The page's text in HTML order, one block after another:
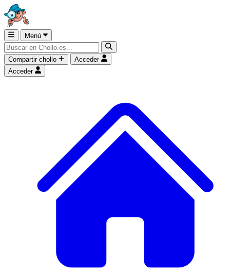
Menú
Compartir chollo
Acceder
Acceder